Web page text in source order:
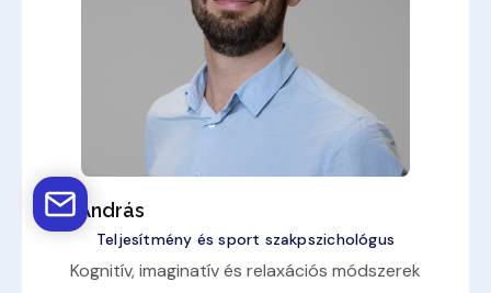
Kiss András
Teljesítmény és sport szakpszichológus
Kognitív, imaginatív és relaxációs módszerek